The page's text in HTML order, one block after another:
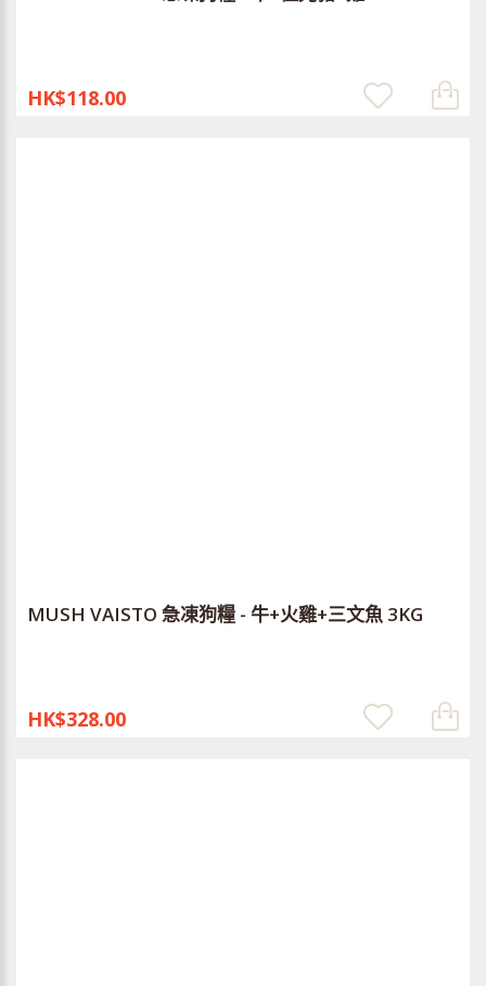
HK$118.00
MUSH VAISTO 急凍狗糧 - 牛+火雞+三文魚 3KG
HK$328.00